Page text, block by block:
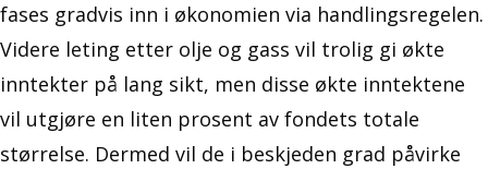
fases gradvis inn i økonomien via handlingsregelen.
Videre leting etter olje og gass vil trolig gi økte
inntekter på lang sikt, men disse økte inntektene
vil utgjøre en liten prosent av fondets totale
størrelse. Dermed vil de i beskjeden grad påvirke